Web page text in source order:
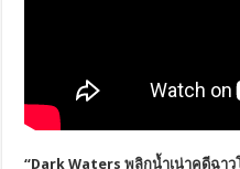
“Dark Waters พลิกน้ำเน่าคดีฉาว